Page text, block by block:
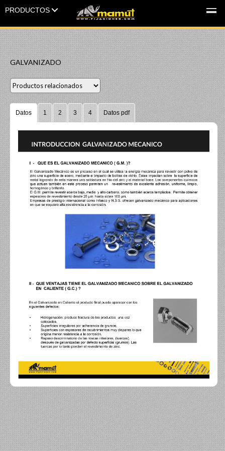
PRODUCTOS
MENU
GALVANIZADO
Datos 1 2 3 4 Datos pdf